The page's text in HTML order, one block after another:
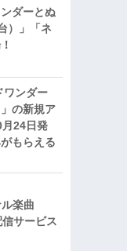
ダーとぬ
）」「ネ
ワンダー
の新規ア
24日発
もらえる
楽曲
信サービス